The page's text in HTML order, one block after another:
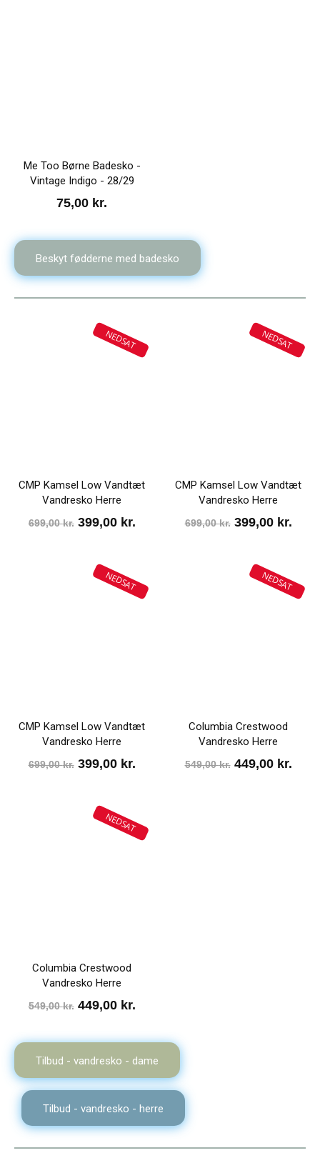
Me Too Børne Badesko -
Vintage Indigo - 28/29
75,00 kr.
Beskyt fødderne med badesko
NEDSAT
CMP Kamsel Low Vandtæt
Vandresko Herre
699,00kr. Den
pris
399,00 kr.Den
er:
NEDSAT
CMP Kamsel Low Vandtæt
Vandresko Herre
699,00kr. Den
pris
399,00 kr.Den
er:
NEDSAT
CMP Kamsel Low Vandtæt
Vandresko Herre
699,00kr. Den
pris
399,00 kr.Den
er:
NEDSAT
Columbia Crestwood
Vandresko Herre
549,00kr. Den
449,00 kr.Den
NEDSAT
Columbia Crestwood
Vandresko Herre
549,00kr. Den
pris
var:
549,00 kr..
449,00 kr.Den
pris
er:
449,00 kr..
Tilbud - vandresko - dame
Tilbud - vandresko - herre